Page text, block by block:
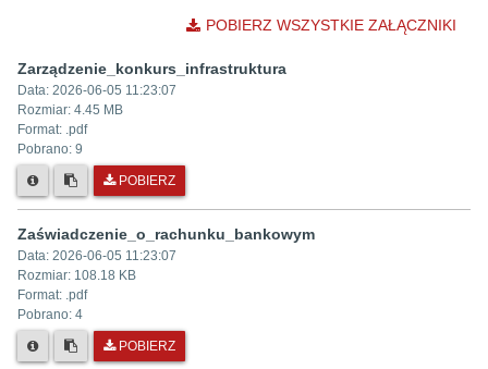
POBIERZ WSZYSTKIE ZAŁĄCZNIKI
Zarządzenie_konkurs_infrastruktura
Data: 2026-06-05 11:23:07
Rozmiar: 4.45 MB
Format: .pdf
Pobrano: 9
POBIERZ
Zaświadczenie_o_rachunku_bankowym
Data: 2026-06-05 11:23:07
Rozmiar: 108.18 KB
Format: .pdf
Pobrano: 4
POBIERZ